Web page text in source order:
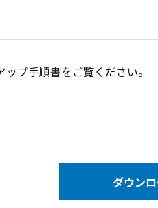
プ手順書をご覧ください。
ダウン